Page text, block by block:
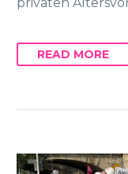
privaten
READ MORE